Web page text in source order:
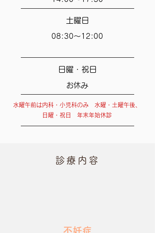
土曜日
08:30～12:00
日曜・祝日
お休み
水曜午前は内科・小児科のみ 水曜・土曜午後、
日曜・祝日 年末年始休診
診療内容
不妊症